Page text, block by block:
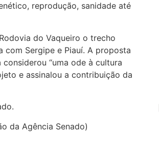
reprodução, sanidade até
do Vaqueiro o trecho
com Sergipe e Piauí. A proposta
“uma ode à cultura
e assinalou a contribuição da
da Agência Senado)